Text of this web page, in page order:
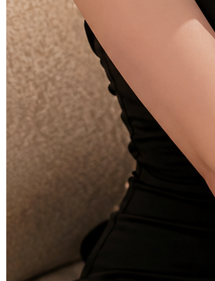
TOTO313
Situs Toto Macau
Togel Online